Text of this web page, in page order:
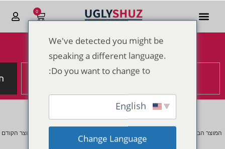
0
הנחות מטורפות לקראת סוף 2025
המוצר הקודם המוצר הבא
We've detected you might be
speaking a different language.
Do you want to change to:
Change Language